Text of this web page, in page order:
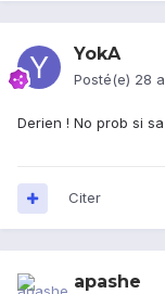
YokA
Posté(e) 28
Derien ! No prob si
Citer
apashe